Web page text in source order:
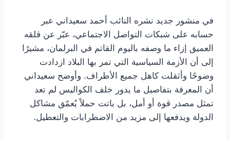
في منشور جديد نشره النائب أحمد سعيداني عبر
حسابه على شبكات التواصل الاجتماعي، عبّر عن قلقه
العميق إزاء ما وصفه باليوم القاتم في البرلمان، مشيرًا
إلى أن الأزمة السياسية التي تمر بها البلاد ازدادت
وضوحًا وأثقلت كاهل جميع الأطراف. وأوضح سعيداني
أن المعرفة بتفاصيل ما يدور خلف الكواليس لم تعد
تمثل مصدر قوة أو أمل، بل باتت حملاً يُعمّق مشاكل
الدولة ويدفعها إلى مزيد من الاضطرابات والتعطيل.